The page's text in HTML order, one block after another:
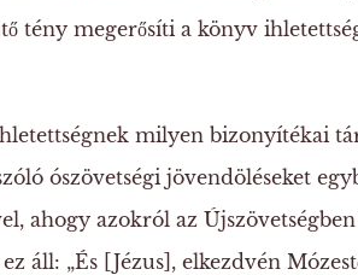
tény megerősíti a könyv
milyen bizonyítékai
ószövetségi jövendöléseket
ahogy azokról az
áll: „És [Jézus], elkezdvén